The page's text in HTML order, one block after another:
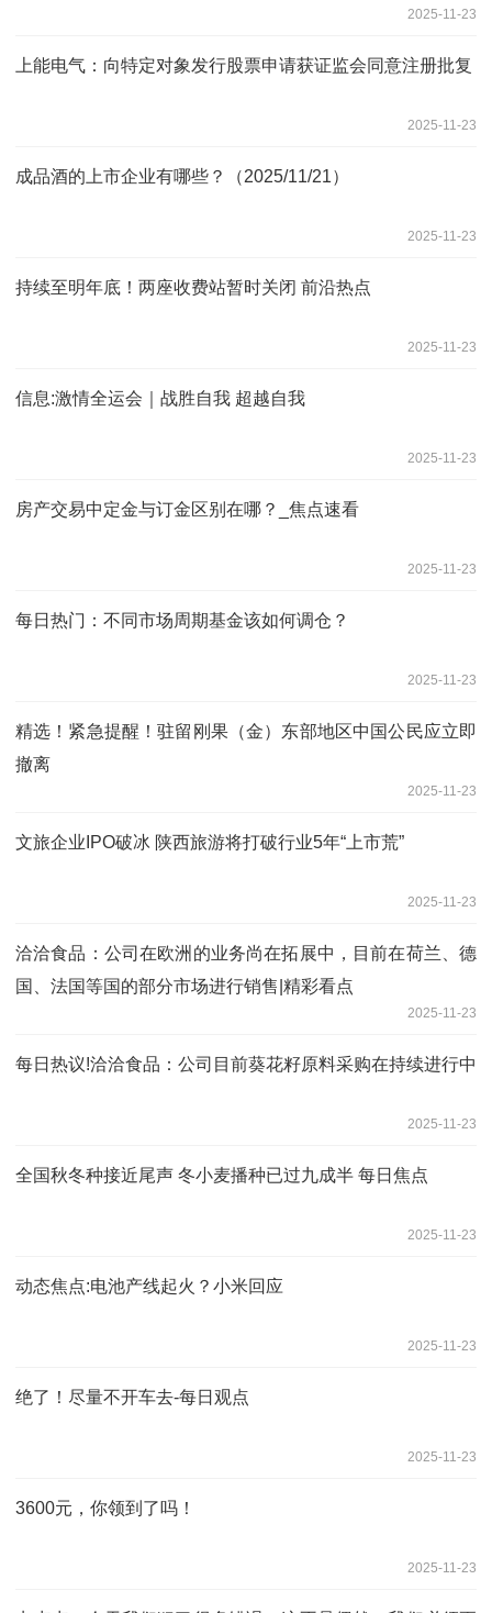
2025-11-23
上能电气：向特定对象发行股票申请获证监会同意注册批复
2025-11-23
成品酒的上市企业有哪些？（2025/11/21）
2025-11-23
持续至明年底！两座收费站暂时关闭 前沿热点
2025-11-23
信息:激情全运会｜战胜自我 超越自我
2025-11-23
房产交易中定金与订金区别在哪？_焦点速看
2025-11-23
每日热门：不同市场周期基金该如何调仓？
2025-11-23
精选！紧急提醒！驻留刚果（金）东部地区中国公民应立即
撤离
2025-11-23
文旅企业IPO破冰 陕西旅游将打破行业5年“上市荒”
2025-11-23
洽洽食品：公司在欧洲的业务尚在拓展中，目前在荷兰、德
国、法国等国的部分市场进行销售|精彩看点
2025-11-23
每日热议!洽洽食品：公司目前葵花籽原料采购在持续进行中
2025-11-23
全国秋冬种接近尾声 冬小麦播种已过九成半 每日焦点
2025-11-23
动态焦点:电池产线起火？小米回应
2025-11-23
绝了！尽量不开车去-每日观点
2025-11-23
3600元，你领到了吗！
2025-11-23